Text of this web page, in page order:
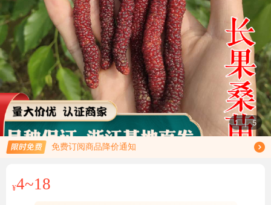
1 | 5
限时免费订阅长果桑苗行情趋势
免费订阅商品降价通知
¥4~18